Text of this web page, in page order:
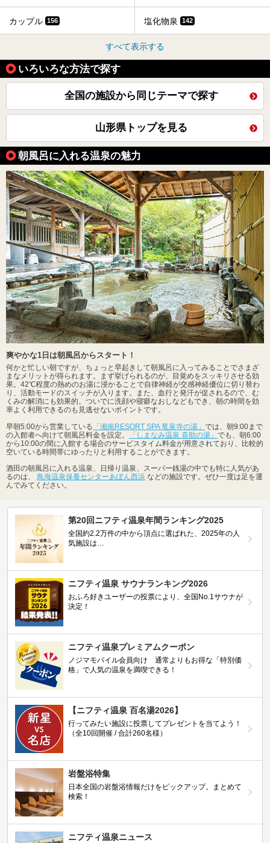
カップル 156 塩化物泉 142
すべて表示する
いろいろな方法で探す
全国の施設から同じテーマで探す
山形県トップを見る
朝風呂に入れる温泉の魅力
爽やかな1日は朝風呂からスタート！
何かと忙しい朝ですが、ちょっと早起きして朝風呂に入ってみることでさまざ
まなメリットが得られます。まず挙げられるのが、目覚めをスッキリさせる効
果。42℃程度の熱めのお湯に浸かることで自律神経が交感神経優位に切り替わ
り、活動モードのスイッチが入ります。また、血行と発汗が促されるので、む
くみの解消にも効果的。ついでに洗顔や寝癖なおしなどもでき、朝の時間を効
率よく利用できるのも見逃せないポイントです。
早朝5:00から営業している 「湘南RESORT SPA 竜泉寺の湯」 では、朝9:00まで
の入館者へ向けて朝風呂料金を設定。
「しまなみ温泉 喜助の湯」 でも、朝6:00
から10:00の間に入館する場合のサービスタイム料金が用意されており、比較的
空いている時間帯にゆったりと利用することができます。
酒田の朝風呂に入れる温泉、日帰り温泉、スーパー銭湯の中でも特に人気があ
るのは、 鳥海温泉保養センターあぽん西浜 などの施設です。ぜひ一度は足を運
んでみてください。
第20回ニフティ温泉年間ランキング2025
全国約2.2万件の中から頂点に選ばれた、2025年の人
気施設は…
ニフティ温泉 サウナランキング2026
おふろ好きユーザーの投票により、全国No.1サウナが
決定！
ニフティ温泉プレミアムクーポン
ノジマモバイル会員向け 通常よりもお得な「特別価
格」で人気の温泉を満喫できる！
【ニフティ温泉 百名湯2026】
行ってみたい施設に投票してプレゼントを当てよう！
（全10回開催 / 合計260名様）
岩盤浴特集
日本全国の岩盤浴情報だけをピックアップ。まとめて
検索！
ニフティ温泉ニュース